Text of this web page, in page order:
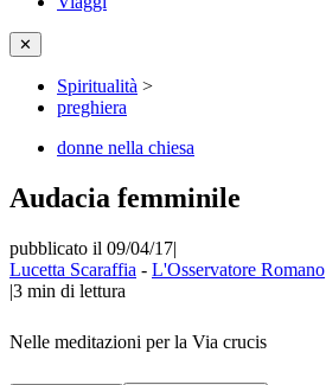
✕
Spiritualità >
preghiera
donne nella chiesa
Audacia femminile
pubblicato il 09/04/17|
Lucetta Scaraffia - L'Osservatore Romano
|3 min di lettura
Nelle meditazioni per la Via crucis